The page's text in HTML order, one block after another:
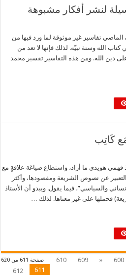
لنشر أفكار مشبوهة
تفاسير غير موثوقة لما ورد فيها من
الله وسنة نبيّه. لذلك فإنها لا تعد من
على دين الله. ومن هذه التفاسير تفسير محمد
كَاتِب
فهمي هويدي ما أراد، واستطاع صياغة علاقةٍ مع
عن نصوص الشريعة ومقصودها، وأكثر
والسياسي”، فيما يقول. ويبدو أن الأستاذ
فحملها على غير معناها. لذلك …
صفحة 611 من 620 600
«
609
610
611
612